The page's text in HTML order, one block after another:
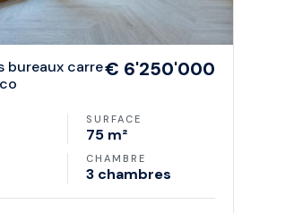
€ 6'250'000
SURFACE
75 m²
CHAMBRE
3 chambres